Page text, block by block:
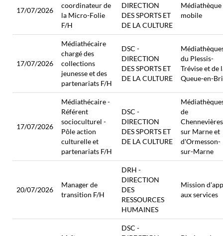
17/07/2026
coordinateur de
la Micro-Folie
F/H
DIRECTION
DES SPORTS ET
DE LA CULTURE
Médiathèque
mobile
17/07/2026
Médiathécaire
chargé des
collections
jeunesse et des
partenariats F/H
DSC -
DIRECTION
DES SPORTS ET
DE LA CULTURE
du Plessis-
Trévise et de
Queue-en-
17/07/2026
Médiathécaire -
Référent
socioculturel -
Pôle action
culturelle et
partenariats F/H
DSC -
DIRECTION
DES SPORTS ET
DE LA CULTURE
de
sur Marne et
d'Ormesson-
sur-Marne
20/07/2026
Manager de
transition F/H
DRH -
DIRECTION
DES
RESSOURCES
HUMAINES
Mission
aux services
DSC -